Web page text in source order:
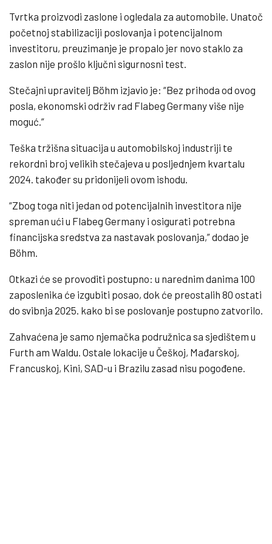
Tvrtka proizvodi zaslone i ogledala za automobile. Unatoč
početnoj stabilizaciji poslovanja i potencijalnom
investitoru, preuzimanje je propalo jer novo staklo za
zaslon nije prošlo ključni sigurnosni test.
Stečajni upravitelj Böhm izjavio je: “Bez prihoda od ovog
posla, ekonomski održiv rad Flabeg Germany više nije
moguć.”
Teška tržišna situacija u automobilskoj industriji te
rekordni broj velikih stečajeva u posljednjem kvartalu
2024. također su pridonijeli ovom ishodu.
“Zbog toga niti jedan od potencijalnih investitora nije
spreman ući u Flabeg Germany i osigurati potrebna
financijska sredstva za nastavak poslovanja,” dodao je
Böhm.
Otkazi će se provoditi postupno: u narednim danima 100
zaposlenika će izgubiti posao, dok će preostalih 80 ostati
do svibnja 2025. kako bi se poslovanje postupno zatvorilo.
Zahvaćena je samo njemačka podružnica sa sjedištem u
Furth am Waldu. Ostale lokacije u Češkoj, Mađarskoj,
Francuskoj, Kini, SAD-u i Brazilu zasad nisu pogođene.